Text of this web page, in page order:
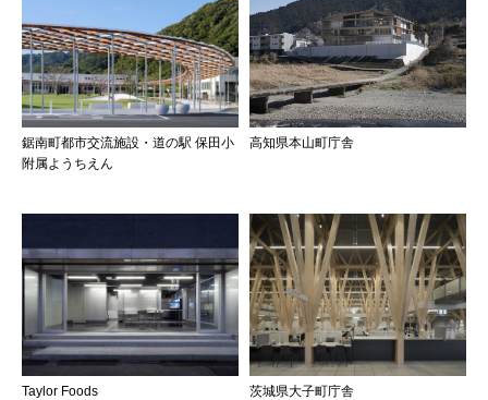
鋸南町都市交流施設・道の駅 保田小
附属ようちえん
高知県本山町庁舎
Taylor Foods 茨城県大子町庁舎